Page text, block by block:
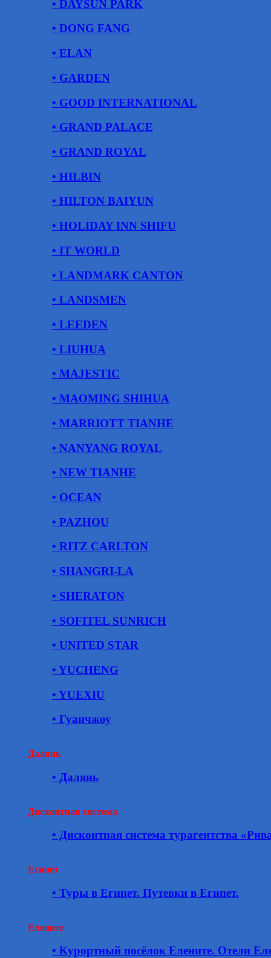
• DAYSUN PARK
• DONG FANG
• ELAN
• GARDEN
• GOOD INTERNATIONAL
• GRAND PALACE
• GRAND ROYAL
• HILBIN
• HILTON BAIYUN
• HOLIDAY INN SHIFU
• IT WORLD
• LANDMARK CANTON
• LANDSMEN
• LEEDEN
• LIUHUA
• MAJESTIC
• MAOMING SHIHUA
• MARRIOTT TIANHE
• NANYANG ROYAL
• NEW TIANHE
• OCEAN
• PAZHOU
• RITZ CARLTON
• SHANGRI-LA
• SHERATON
• SOFITEL SUNRICH
• UNITED STAR
• YUCHENG
• YUEXIU
• Гуанчжоу
Далянь
• Далянь
Дисконтная система
• Дисконтная система турагентства
Египет
• Туры в Египет. Путевки в Египет.
Елените
• Курортный посёлок Елените. Отели